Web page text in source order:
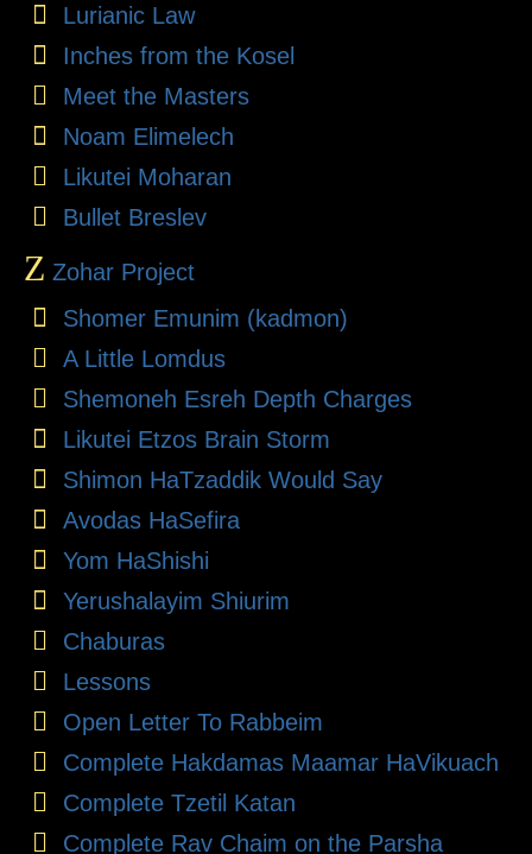
Lurianic Law
Inches from the Kosel
Meet the Masters
Noam Elimelech
Likutei Moharan
Bullet Breslev
Z Zohar Project
Shomer Emunim (kadmon)
A Little Lomdus
Shemoneh Esreh Depth Charges
Likutei Etzos Brain Storm
Shimon HaTzaddik Would Say
Avodas HaSefira
Yom HaShishi
Yerushalayim Shiurim
Chaburas
Lessons
Open Letter To Rabbeim
Complete Hakdamas Maamar HaVikuach
Complete Tzetil Katan
Complete Rav Chaim on the Parsha